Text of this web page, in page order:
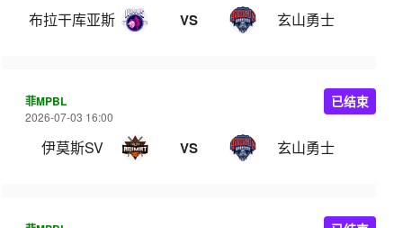
布拉干库亚斯 VS 玄山勇士
菲MPBL
2026-07-03 16:00
伊莫斯SV VS 玄山勇士
已结束